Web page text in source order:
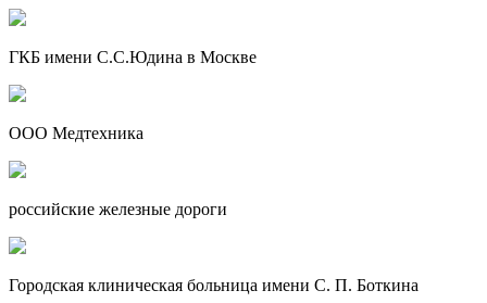
ГКБ имени С.С.Юдина в Москве
ООО Медтехника
российские железные дороги
Городская клиническая больница имени С. П. Боткина